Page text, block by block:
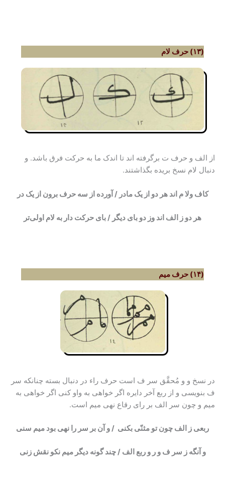
(۱۳) حرف لام
از الف و حرف ت برگرفته اند تا اندک ما به حرکت فرق باشد. و
دنبال لام نسخ بریده بگذاشتند.
کاف ولا م اند هر دو از یک مادر / آورده از سه حرف برون از یک در
هر دو ز الف اند وز دو بای دیگر / بای حرکت دار به لام اولی‌تر
(۱۴) حرف میم
در نسخ و و مُحقَّق سر ف است حرف راء در دنبال بسته چنانکه سر
ف بنویسی و از ربع آخر دایره اگر خواهی به واو کنی اگر خواهی به
میم و چون سر الف بر رای رقاع نهی میم است.
ربعی ز الف چون تو مثنّی بکنی / و آن بر سر را نهی بود میم سنی
و آنگه ز سر ف و ر و ربع الف / چند گونه دیگر میم نکو نقش زنی